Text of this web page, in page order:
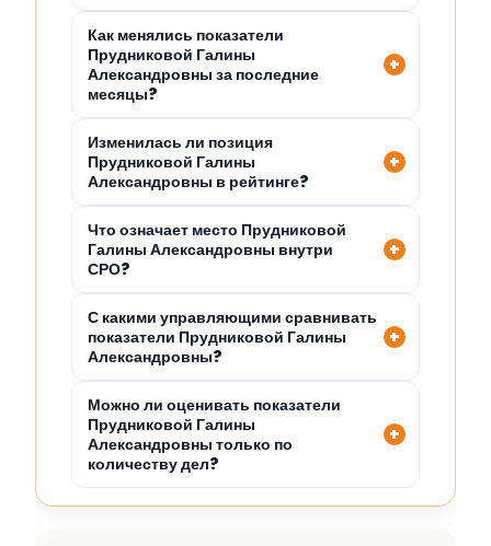
Как менялись показатели
Прудниковой Галины
Александровны за последние
месяцы?
Изменилась ли позиция
Прудниковой Галины
Александровны в рейтинге?
Что означает место Прудниковой
Галины Александровны внутри
СРО?
С какими управляющими сравнивать
показатели Прудниковой Галины
Александровны?
Можно ли оценивать показатели
Прудниковой Галины
Александровны только по
количеству дел?